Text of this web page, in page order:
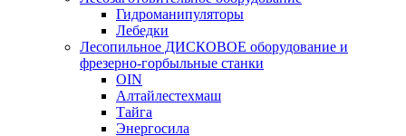
Гидроманипуляторы
Лебедки
Лесопильное ДИСКОВОЕ оборудование и
фрезерно-горбыльные станки
OIN
Алтайлестехмаш
Тайга
Энергосила